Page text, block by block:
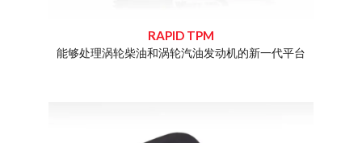
RAPID TPM
能够处理涡轮柴油和涡轮汽油发动机的新一代平台